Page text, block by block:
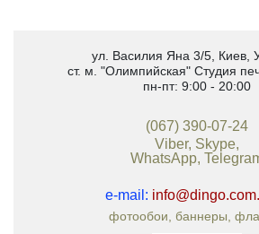
ул. Василия Яна 3/5 Киев,
ст. м. "Олимпийская" Студия
пн-пт: 9:00 - 20:00
(067) 390-07-24
Viber, Skype,
WhatsApp,
e-mail:
фотообои, баннеры,